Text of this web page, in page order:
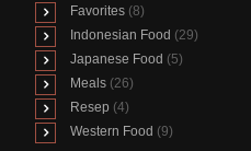
Favorites (8)
Indonesian Food (29)
Japanese Food (5)
Meals (26)
Resep (4)
Western Food (9)